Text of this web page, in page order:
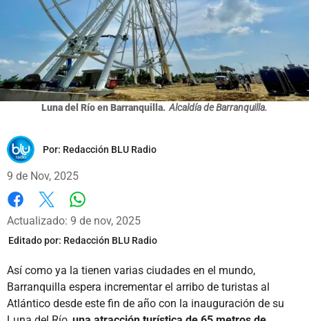
Luna del Río en Barranquilla. Alcaldía de Barranquilla.
Por: Redacción BLU Radio
9 de Nov, 2025
Facebook
X
Actualizado: 9 de nov, 2025
Editado por: Redacción BLU Radio
Así como ya la tienen varias ciudades en el mundo,
Barranquilla espera incrementar el arribo de turistas al
Atlántico desde este fin de año con la inauguración de su